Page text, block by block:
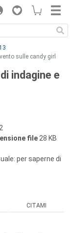
sulle candy girl
indagine e
file 28 KB
per saperne di
CITAMI